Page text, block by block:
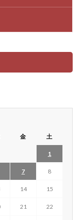
金 土
1
7 8
14 15
21 22